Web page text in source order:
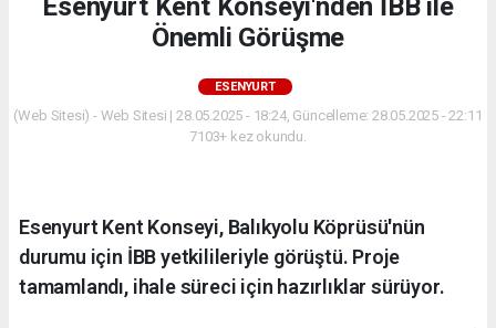
Önemli Görüşme
ESENYURT
(Web Sitesi) - Web Sitesi | 28.05.2025 - 18:24, Güncelleme: 28.05.2025 - 22:11
7103+ kez okundu.
Esenyurt Kent Konseyi, Balıkyolu Köprüsü'nün
durumu için İBB yetkilileriyle görüştü. Proje
tamamlandı, ihale süreci için hazırlıklar sürüyor.